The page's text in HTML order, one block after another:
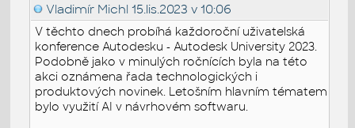
Vladimír Michl 15.lis.2023 v 10:06
V těchto dnech probíhá každoroční uživatelská
konference Autodesku - Autodesk University 2023.
Podobně jako v minulých ročnících byla na této
akci oznámena řada technologických i
produktových novinek. Letošním hlavním tématem
bylo využití AI v návrhovém softwaru.